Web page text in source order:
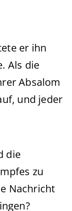
er ihn
Als die
Absalom
und jeder
die
zu
Nachricht